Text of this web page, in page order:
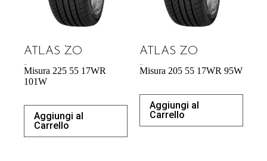
ATLAS ZO
Misura 225 55 17WR
101W
Aggiungi al
Carrello
ATLAS ZO
Misura 205 55 17WR 95W
Aggiungi al
Carrello